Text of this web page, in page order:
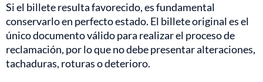
Si el billete resulta favorecido, es fundamental
conservarlo en perfecto estado. El billete original es el
único documento válido para realizar el proceso de
reclamación, por lo que no debe presentar alteraciones,
tachaduras, roturas o deterioro.